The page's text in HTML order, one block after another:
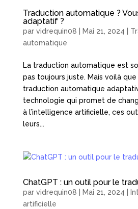
Traduction automatique ?
adaptatif ?
par vidrequin08 Mai 21, 2024
automatique
La traduction automatique est
pas toujours juste. Mais voilà
traduction automatique
technologie qui promet de
à l’intelligence artificielle, ces
leurs...
ChatGPT : un outil pour le
par vidrequin08 Mai 21, 2024
artificielle